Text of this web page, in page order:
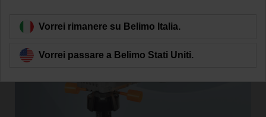
Vorrei rimanere su Belimo Italia.
Vorrei passare a Belimo Stati Uniti.